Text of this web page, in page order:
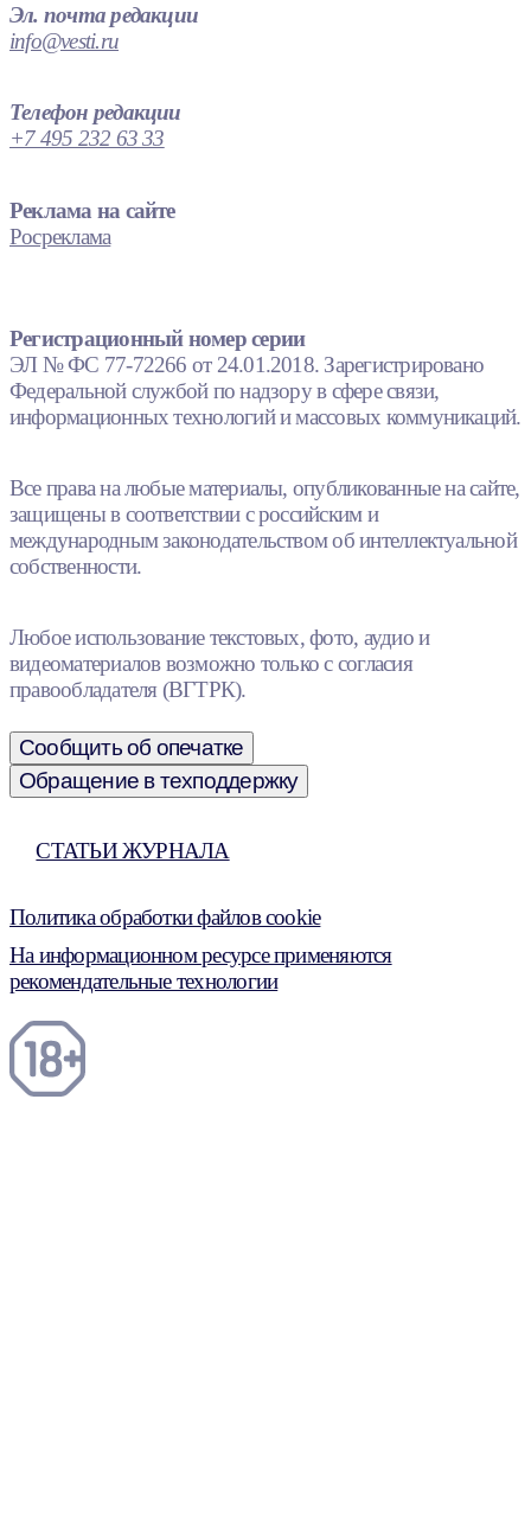
Эл. почта редакции
info@vesti.ru
Телефон редакции
+7 495 232 63 33
Реклама на сайте
Росреклама
Регистрационный номер серии
ЭЛ № ФС 77-72266 от 24.01.2018. Зарегистрировано
Федеральной службой по надзору в сфере связи,
информационных технологий и массовых коммуникаций.
Все права на любые материалы, опубликованные на сайте,
защищены в соответствии с российским и
международным законодательством об интеллектуальной
собственности.
Любое использование текстовых, фото, аудио и
видеоматериалов возможно только с согласия
правообладателя (ВГТРК).
Сообщить об опечатке
Обращение в техподдержку
СТАТЬИ ЖУРНАЛА
Политика обработки файлов cookie
На информационном ресурсе применяются
рекомендательные технологии